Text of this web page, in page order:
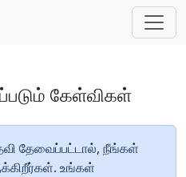
கேள்விகள்
தேவைப்பட்டால், நீங்கள்
உங்கள்